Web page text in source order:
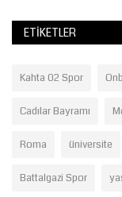
ETIKETLER
Kahta 02 Spor
Cadılar Bayramı
Roma üniversite
Battalgazi Spor